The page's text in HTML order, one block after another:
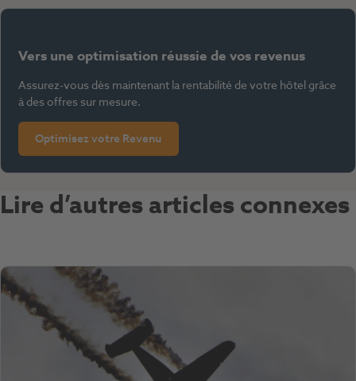
Vers une optimisation réussie de vos revenus
Assurez-vous dès maintenant la rentabilité de votre hôtel grâce
à des offres sur mesure.
Optimisez votre Revenu
Lire d’autres articles connexes